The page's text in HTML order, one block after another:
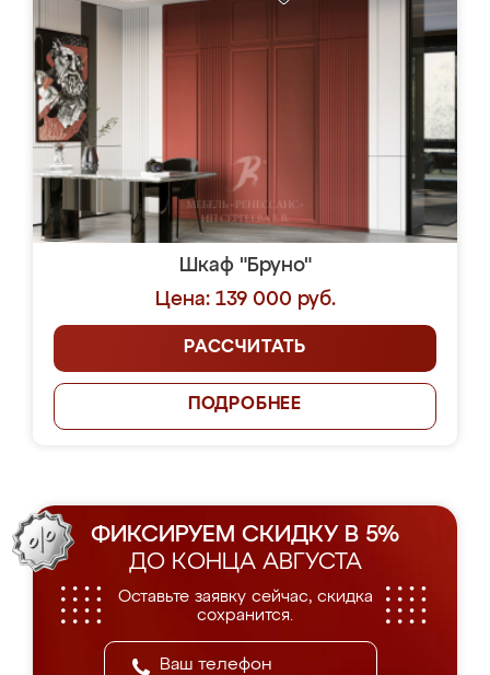
Шкаф "Бруно"
Цена: 139 000 руб.
РАССЧИТАТЬ
ПОДРОБНЕЕ
ФИКСИРУЕМ СКИДКУ В 5%
ДО КОНЦА АВГУСТА
Оставьте заявку сейчас, скидка
сохранится.